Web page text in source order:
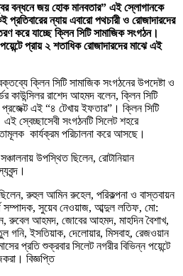
বন্ধনে জয় হোক মানবতার” এই স্লোগানকে
প্রতিবারের ন্যায় এবারো পথচারী ও রোজাদারদের
করে যাচ্ছে ক্লিন সিটি সামাজিক সংগঠন।
প্রায় ২ শতাধিক রোজাদারদের মাঝে এই
ক্লিন সিটি সামাজিক সংগঠনের উপদেষ্টা ও
কাউন্সিলর রাশেদ আহমদ বলেন, ক্লিন সিটি
এই “৪ টেখায় ইফতার”। ক্লিন সিটি
স্বেচ্ছাসেবী সংগঠনটি সিলেট শহরে
কার্যক্রম পরিচালনা করে আসছে।
উপস্থিত ছিলেন, রোটানিয়ান
রুহুল আমিন রুহেল, পরিকল্পনা ও বাস্তবায়ন
সম্পাদক, সুয়েব নেওয়াজ, আব্দুল লতিফ, মো:
রুবেল আহমদ, জোবের আহমদ, মাহদিন বৈশাখ,
গনি, ইসতিয়াক, দেলোয়ার, মিসবাহ, রেজওয়ান
প্রতি শুক্রবার সিলেট নগরীর বিভিন্ন পয়েন্টে
বিজ্ঞপ্তি